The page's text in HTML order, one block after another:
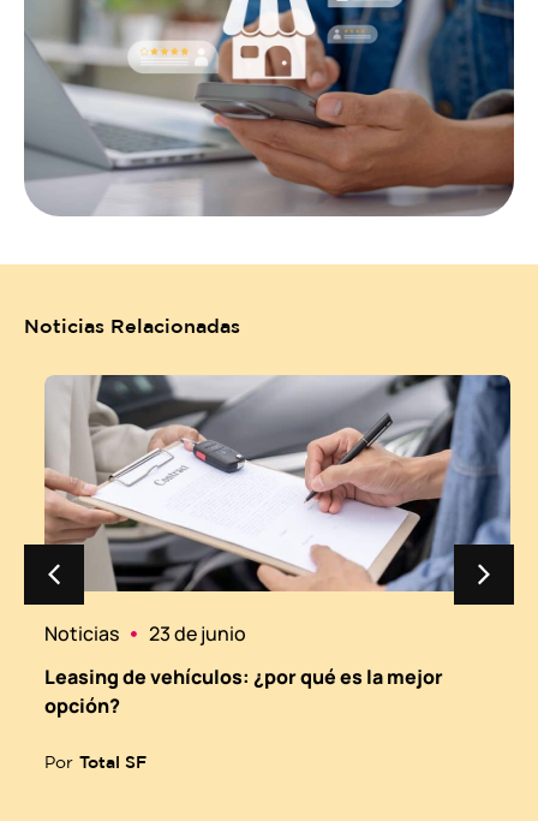
Noticias Relacionadas
Noticias
23 de junio
Leasing de vehículos: ¿por qué es la mejor
opción?
Por Total SF